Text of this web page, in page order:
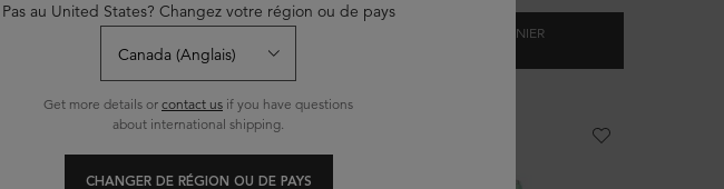
89,00 $
SHAMPOOING BAIN HYDRA-GLAZE
AJOUTER AU PANIER
Pas au United States? Changez votre région ou de pays
Get more details or contact us if you have questions
about international shipping.
CHANGER DE RÉGION OU DE PAYS